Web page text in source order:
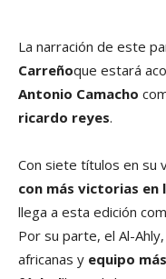
La narración de este
Carreñoque estará
Antonio Camacho
ricardo reyes.
Con siete títulos en su
con más victorias
llega a esta edición
Por su parte, el Al-
africanas y equipo